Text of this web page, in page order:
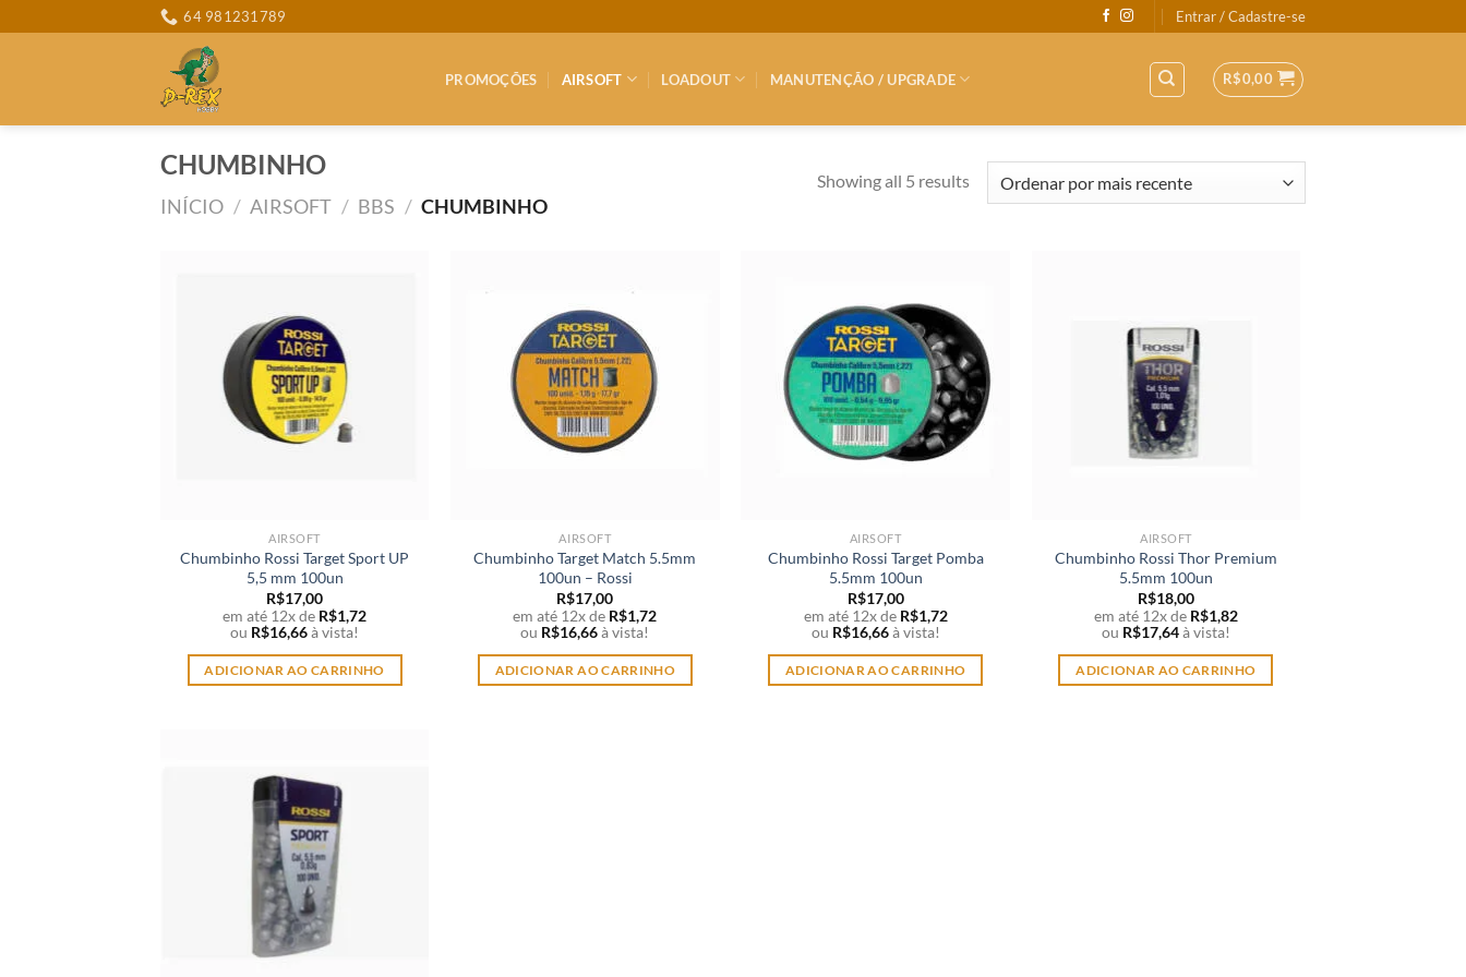
to
64 981231789 Entrar / Cadastre-se
PROMOÇÕES AIRSOFT LOADOUT MANUTENÇÃO / UPGRADE R$0,00
CHUMBINHO
INÍCIO / AIRSOFT / BBS / CHUMBINHO
Showing all 5 results
AIRSOFT
Chumbinho Rossi Target Sport UP
5,5 mm 100un
R$17,00
em até 12x de R$1,72
ou R$16,66à vista!
ADICIONAR AO CARRINHO
AIRSOFT
Chumbinho Target Match 5.5mm
100un – Rossi
R$17,00
em até 12x de R$1,72
ou R$16,66à vista!
ADICIONAR AO CARRINHO
AIRSOFT
Chumbinho Rossi Target Pomba
5.5mm 100un
R$17,00
em até 12x de R$1,72
ou R$16,66à vista!
ADICIONAR AO CARRINHO
AIRSOFT
Chumbinho Rossi Thor Premium
5.5mm 100un
R$18,00
em até 12x de R$1,82
ou R$17,64à vista!
ADICIONAR AO CARRINHO